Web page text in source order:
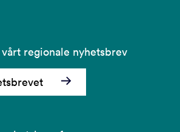
regionale nyhetsbrev